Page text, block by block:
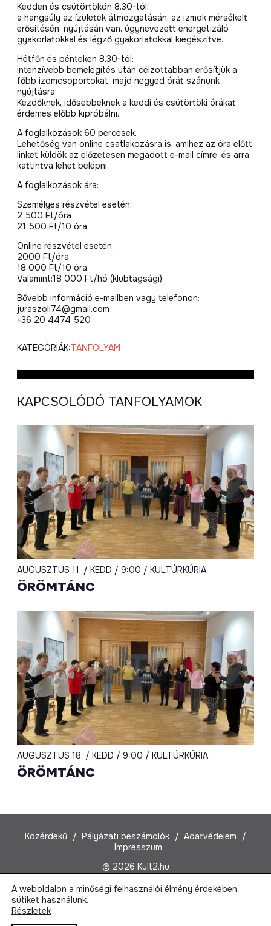
Kedden és csütörtökön 8.30-tól:
a hangsúly az ízületek átmozgatásán, az izmok mérsékelt
erősítésén, nyújtásán van, úgynevezett energetizáló
gyakorlatokkal és légző gyakorlatokkal kiegészítve.
Hétfőn és pénteken 8.30-tól:
intenzívebb bemelegítés után célzottabban erősítjük a
főbb izomcsoportokat, majd negyed órát szánunk
nyújtásra.
Kezdőknek, idősebbeknek a keddi és csütörtöki órákat
érdemes előbb kipróbálni.
A foglalkozások 60 percesek.
Lehetőség van online csatlakozásra is, amihez az óra előtt
linket küldök az előzetesen megadott e-mail címre, és arra
kattintva lehet belépni.
A foglalkozások ára:
Személyes részvétel esetén:
2 500 Ft/óra
21 500 Ft/10 óra
Online részvétel esetén:
2000 Ft/óra
18 000 Ft/10 óra
Valamint:18 000 Ft/hó (klubtagsági)
Bővebb információ e-mailben vagy telefonon:
juraszoli74@gmail.com
+36 20 4474 520
KATEGÓRIÁK:TANFOLYAM
KAPCSOLÓDÓ TANFOLYAMOK
AUGUSZTUS 11. / KEDD / 9:00 / KULTÚRKÚRIA
ÖRÖMTÁNC
AUGUSZTUS 18. / KEDD / 9:00 / KULTÚRKÚRIA
ÖRÖMTÁNC
Közérdekű Pályázati beszámolók
Adatvédelem
Impresszum
© 2026 Kult2.hu
Kult2 Nonprofit Kft.
1022 Budapest, Marczibányi tér 5/A
A weboldalon a minőségi felhasználói élmény érdekében
sütiket használunk.
Részletek